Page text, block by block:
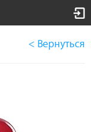
< Вернуться